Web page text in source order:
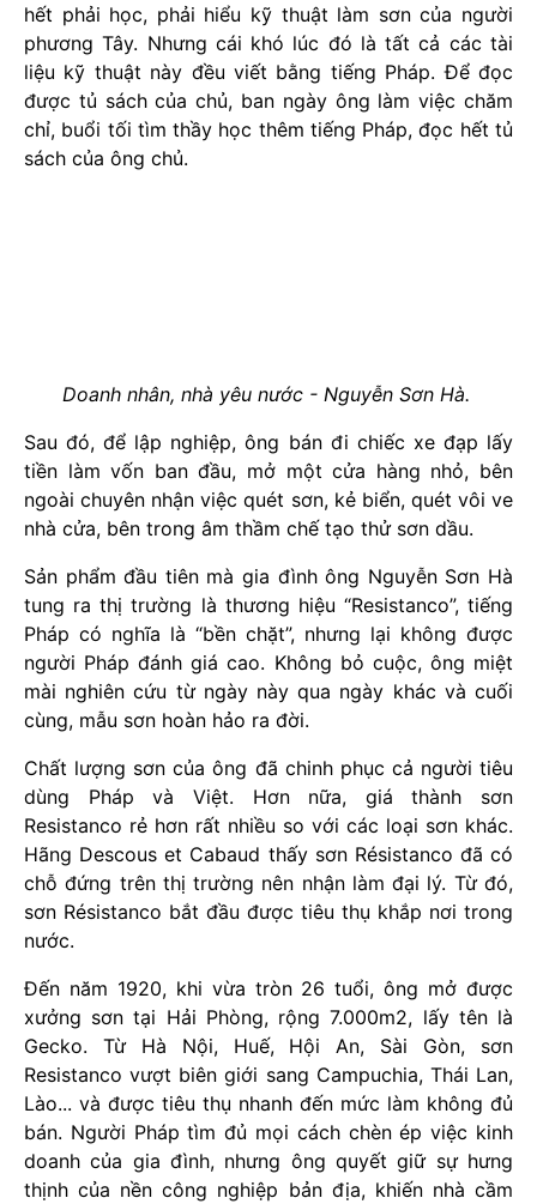
hết phải học, phải hiểu kỹ thuật làm sơn của người
phương Tây. Nhưng cái khó lúc đó là tất cả các tài
liệu kỹ thuật này đều viết bằng tiếng Pháp. Để đọc
được tủ sách của chủ, ban ngày ông làm việc chăm
chỉ, buổi tối tìm thầy học thêm tiếng Pháp, đọc hết tủ
sách của ông chủ.
Doanh nhân, nhà yêu nước - Nguyễn Sơn Hà.
Sau đó, để lập nghiệp, ông bán đi chiếc xe đạp lấy
tiền làm vốn ban đầu, mở một cửa hàng nhỏ, bên
ngoài chuyên nhận việc quét sơn, kẻ biển, quét vôi ve
nhà cửa, bên trong âm thầm chế tạo thử sơn dầu.
Sản phẩm đầu tiên mà gia đình ông Nguyễn Sơn Hà
tung ra thị trường là thương hiệu “Resistanco”, tiếng
Pháp có nghĩa là “bền chặt”, nhưng lại không được
người Pháp đánh giá cao. Không bỏ cuộc, ông miệt
mài nghiên cứu từ ngày này qua ngày khác và cuối
cùng, mẫu sơn hoàn hảo ra đời.
Chất lượng sơn của ông đã chinh phục cả người tiêu
dùng Pháp và Việt. Hơn nữa, giá thành sơn
Resistanco rẻ hơn rất nhiều so với các loại sơn khác.
Hãng Descous et Cabaud thấy sơn Résistanco đã có
chỗ đứng trên thị trường nên nhận làm đại lý. Từ đó,
sơn Résistanco bắt đầu được tiêu thụ khắp nơi trong
nước.
Đến năm 1920, khi vừa tròn 26 tuổi, ông mở được
xưởng sơn tại Hải Phòng, rộng 7.000m2, lấy tên là
Gecko. Từ Hà Nội, Huế, Hội An, Sài Gòn, sơn
Resistanco vượt biên giới sang Campuchia, Thái Lan,
Lào... và được tiêu thụ nhanh đến mức làm không đủ
bán. Người Pháp tìm đủ mọi cách chèn ép việc kinh
doanh của gia đình, nhưng ông quyết giữ sự hưng
thịnh của nền công nghiệp bản địa, khiến nhà cầm